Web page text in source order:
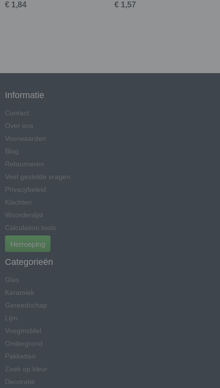
€ 1,84 € 1,57
Informatie
Contact
Over ons
Voorwaarden
Blog
Retourneren
Veel gestelde vragen
Privacybeleid
Klachten
Woordenlijst
Calculation tools
Herroeping
Categorieën
Glas
Keramiek
Gereedschap
Lijm
Voegmiddel
Ondergrond
Pakketten
Zoek op kleur
Decoratie